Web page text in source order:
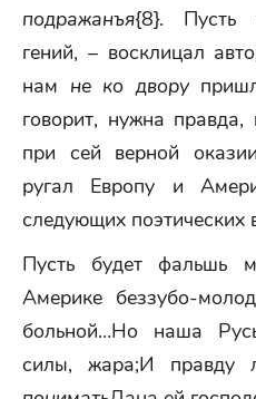
подражанъя{8}. Пусть
гений, – восклицал
нам не ко двору
говорит, нужна
при сей верной
ругал Европу и
следующих поэтических
Пусть будет фальшь
Америке беззубо-
больной…Но наша
силы, жара;И правду